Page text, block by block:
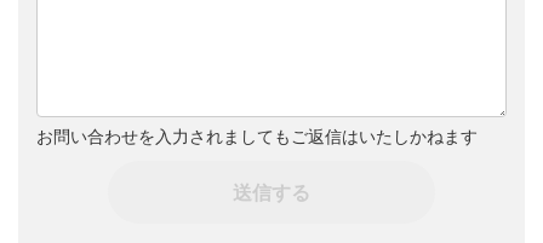
お問い合わせを入力されましてもご返信はいたしかねます
送信する